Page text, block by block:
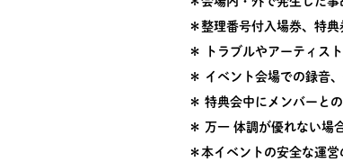
＊整理番号付入場券、特
＊ トラブルやアーティス
＊ イベント会場での録音
＊ 特典会中にメンバーと
＊ 万一 体調が優れない場
＊本イベントの安全な運